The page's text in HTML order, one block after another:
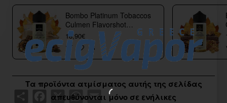
Τα προϊόντα ατμίσματος αυτής της σελίδας
απευθύνονται μόνο σε ενήλικες
Bombo Platinum Tobaccos
Culmen Flavorshot
40/120ml
18,90€
Facebook WhatsAppEmail